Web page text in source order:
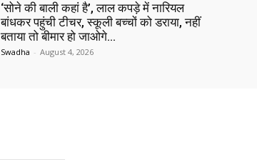
‘सोने की बाली कहां है’, लाल कपड़े में नारियल
बांधकर पहुंची टीचर, स्कूली बच्चों को डराया, नहीं
बताया तो बीमार हो जाओगे…
Swadha - August 4, 2026